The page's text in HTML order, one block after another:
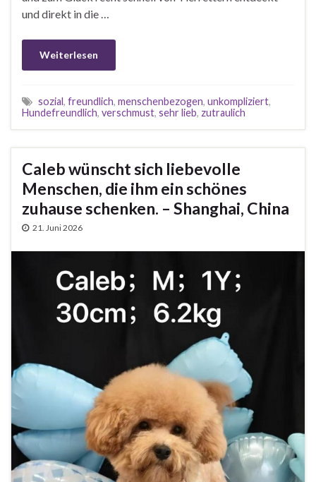
und direkt in die …
Weiterlesen
sozial, freundlich, menschenbezogen, unkompliziert,
Hundefreundlich, verschmust, sehr lieb, zutraulich
Caleb wünscht sich liebevolle
Menschen, die ihm ein schönes
zuhause schenken. – Shanghai, China
21. Juni 2026